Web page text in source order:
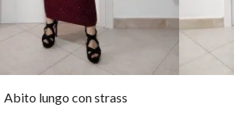
Abito lungo con strass